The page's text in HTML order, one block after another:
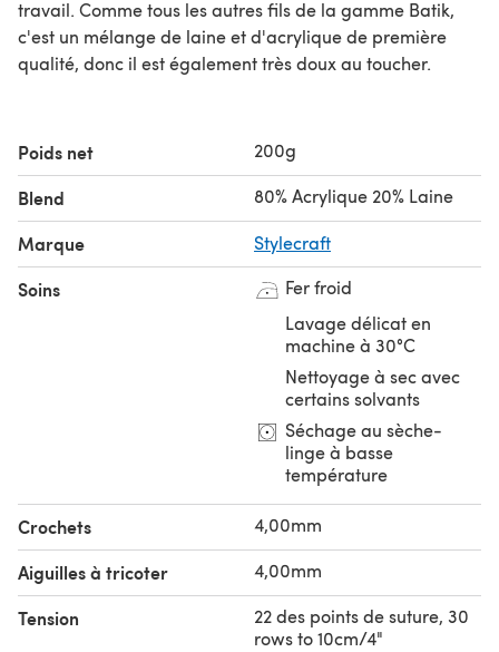
travail. Comme tous les autres fils de la gamme Batik,
c'est un mélange de laine et d'acrylique de première
qualité, donc il est également très doux au toucher.
Poids net 200g
Blend 80% Acrylique 20% Laine
Marque Stylecraft
Soins
Fer froid
Lavage délicat en
machine à 30°C
Nettoyage à sec avec
certains solvants
Séchage au sèche-
linge à basse
température
Crochets 4,00mm
Aiguilles à tricoter 4,00mm
Tension
22 des points de suture, 30
rows to 10cm/4"